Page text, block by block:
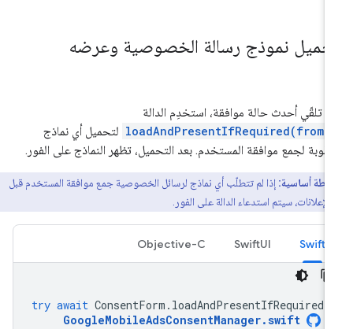
نموذج رسالة الخصوصية وعرضه
تلقّي أحدث حالة موافقة، استخدِم الدالة
لتحميل أي نماذج
لجمع موافقة المستخدم. بعد التحميل، تظهر النماذج على الفور.
نقطة أساسية:إذا لم تتطلّب أي نماذج لرسائل الخصوصية جمع موافقة المستخدم قبل
سيتم استدعاء الدالة على الفور.
Swift
SwiftUI
Objective-C
try await ConsentForm.loadAndPresentIfRequired
GoogleMobileAdsConsentManager.swift